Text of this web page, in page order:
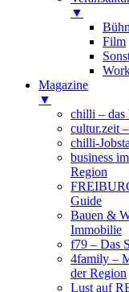
▼
Film
Magazine
▼
chilli – das
cultur.zeit
chilli-
business
Region
Guide
Bauen &
Immobilie
f79 – Das
4family –
der Region
Lust auf